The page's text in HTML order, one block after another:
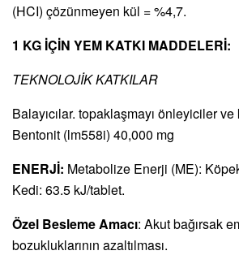
(HCI) çözünmeyen kül = %4,7.
1 KG İÇİN YEM KATKI MADDELERİ:
TEKNOLOJİK KATKILAR
Balayıcılar. topaklaşmayı önleyiciler
Bentonit (lm558i) 40,000 mg
ENERJİ: Metabolize Enerji (ME):
Kedi: 63.5 kJ/tablet.
Özel Besleme Amacı: Akut bağırsak
bozukluklarının azaltılması.